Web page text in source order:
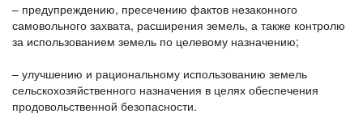
– предупреждению, пресечению фактов незаконного
самовольного захвата, расширения земель, а также контролю
за использованием земель по целевому назначению;
– улучшению и рациональному использованию земель
сельскохозяйственного назначения в целях обеспечения
продовольственной безопасности.